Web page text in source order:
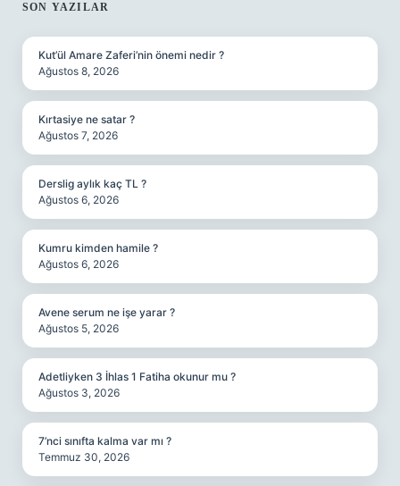
SIDEBAR
SON YAZILAR
Kut’ül Amare Zaferi’nin önemi nedir ?
Ağustos 8, 2026
Kırtasiye ne satar ?
Ağustos 7, 2026
Derslig aylık kaç TL ?
Ağustos 6, 2026
Kumru kimden hamile ?
Ağustos 6, 2026
Avene serum ne işe yarar ?
Ağustos 5, 2026
Adetliyken 3 İhlas 1 Fatiha okunur mu ?
Ağustos 3, 2026
7’nci sınıfta kalma var mı ?
Temmuz 30, 2026